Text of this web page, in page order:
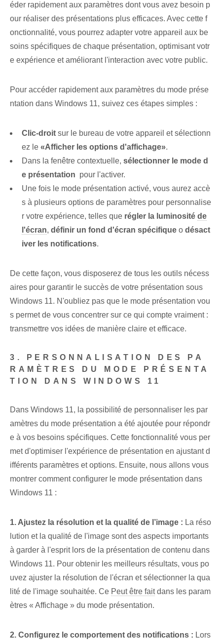
éder rapidement aux paramètres dont vous avez besoin p
our réaliser des présentations plus efficaces. Avec cette f
onctionnalité, vous pourrez adapter votre ‌appareil⁢ aux be
soins spécifiques de chaque ⁤présentation, optimisant votr
e expérience​ et améliorant ⁣l'interaction⁣ avec votre public.
Pour accéder rapidement aux paramètres du mode prése
ntation dans Windows 11, suivez ces étapes simples :
Clic-droit ​sur le ⁣bureau⁢ de ⁤votre appareil et ⁢sélectionn
ez⁢ le «Afficher les options d'affichage».
Dans la fenêtre contextuelle, sélectionner le mode d
e présentation ‍ pour‍ l'activer.
Une fois le mode présentation activé, vous aurez accè
s à plusieurs options de paramètres pour personnalise
r votre expérience, telles que régler la luminosité de
l'écran, définir un fond d'écran spécifique o désact
iver les notifications.
De cette façon, vous disposerez de tous les outils nécess
aires pour garantir le succès de votre présentation sous
Windows 11. N'oubliez pas que le mode présentation vou
s permet de vous concentrer sur ce qui compte vraiment :
transmettre vos idées de manière claire et efficace.
3. PERSONNALISATION DES PA
RAMÈTRES DU MODE PRÉSENTA
TION DANS WINDOWS 11
Dans Windows 11, la possibilité de personnaliser les par
amètres du mode présentation a été ajoutée pour répondr
e à vos besoins spécifiques. Cette fonctionnalité vous per
met d'optimiser l'expérience de présentation en ajustant d
ifférents paramètres et options. Ensuite, nous allons vous
montrer comment configurer le mode présentation dans
Windows 11 :
1. Ajustez la résolution et la qualité de l’image : La réso
lution et la qualité de l'image sont des aspects importants
à garder à l'esprit lors de la présentation de contenu dans
Windows 11. Pour obtenir les meilleurs résultats, vous po
uvez ajuster la résolution de l'écran et sélectionner la qua
lité de l'image souhaitée. Ce Peut être faitdans les param
ètres « Affichage » du mode présentation.
2. Configurez le comportement des notifications : Lors